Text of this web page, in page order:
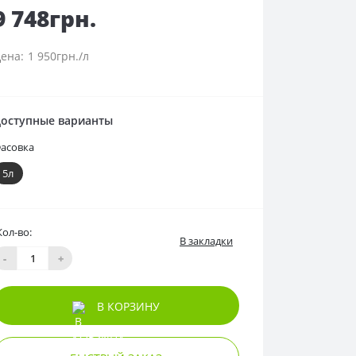
748грн.
1 950грн./л
варианты
5л
во:
-
+
В закладки
В КОРЗИНУ